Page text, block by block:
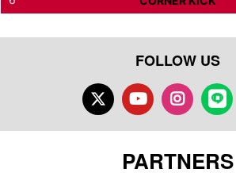
FOLLOW US
TwitterYoutubeInstagram
LINE
PARTNERS